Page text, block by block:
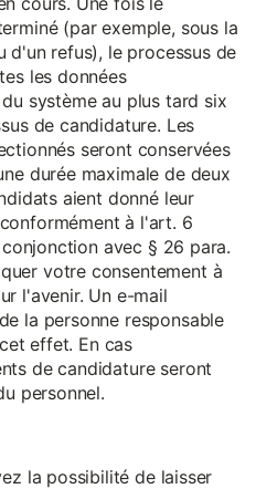
(par exemple, sous la
refus), le processus de
les données
système au plus tard six
de candidature. Les
seront conservées
durée maximale de deux
aient donné leur
à l'art. 6
conjonction avec § 26 para.
votre consentement à
l'avenir. Un e-mail
la personne responsable
effet. En cas
de candidature seront
personnel.
la possibilité de laisser